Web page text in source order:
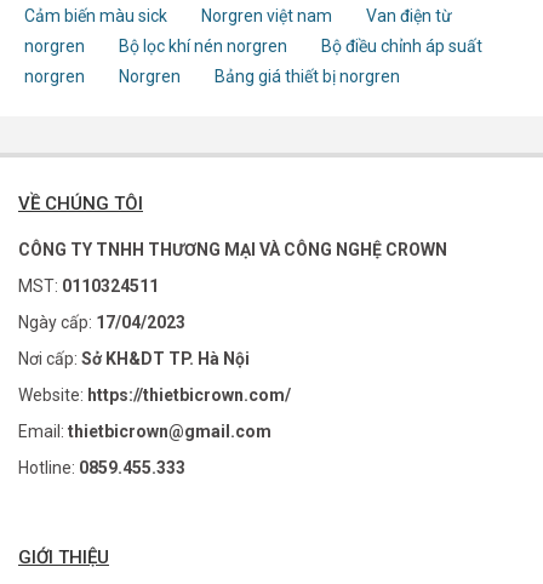
Cảm biến màu sick
Norgren việt nam
Van điện từ
norgren
Bộ lọc khí nén norgren
Bộ điều chỉnh áp suất
norgren
Norgren Bảng giá thiết bị norgren
VỀ CHÚNG TÔI
CÔNG TY TNHH THƯƠNG MẠI VÀ CÔNG NGHỆ CROWN
MST: 0110324511
Ngày cấp: 17/04/2023
Nơi cấp: Sở KH&DT TP. Hà Nội
Website: https://thietbicrown.com/
Email: thietbicrown@gmail.com
Hotline: 0859.455.333
GIỚI THIỆU